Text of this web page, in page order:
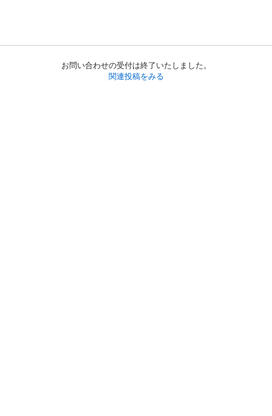
お問い合わせの受付は終了いたしました。
関連投稿をみる